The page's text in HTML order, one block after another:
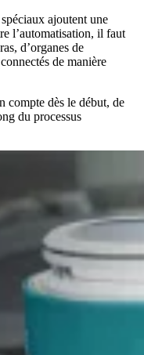
ajoutent une
l’automatisation, il faut
d’organes de
de manière
compte dès le début, de
du processus